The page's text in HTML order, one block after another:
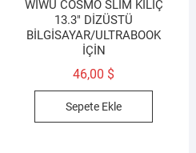
WIWU COSMO SLIM KILIÇ
13.3″ DİZÜSTÜ
BİLGİSAYAR/ULTRABOOK
İÇİN
46,00 $
Sepete Ekle